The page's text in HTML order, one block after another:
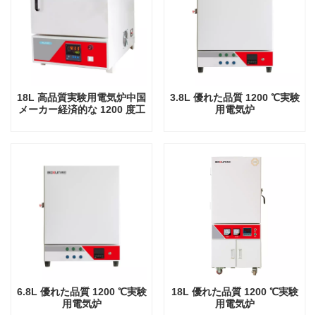
18L 高品質実験用電気炉中国
メーカー経済的な 1200 度工
3.8L 優れた品質 1200 ℃実験
用電気炉
6.8L 優れた品質 1200 ℃実験
用電気炉
18L 優れた品質 1200 ℃実験
用電気炉